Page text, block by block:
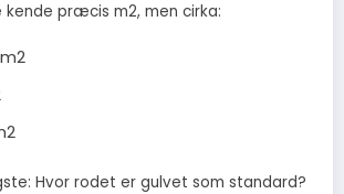
kende præcis m2, men cirka:
Hvor rodet er gulvet som standard?